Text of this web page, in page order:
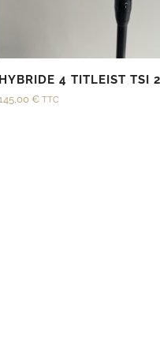
HYBRIDE 4 TITLEIST TSI
€ TTC